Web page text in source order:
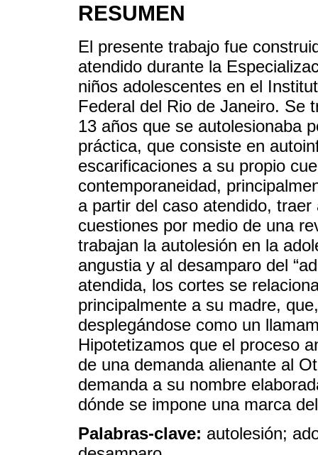
RESUMEN
El presente trabajo fue
atendido durante la
niños adolescentes en el
Federal del Rio de Janeiro. Se
13 años que se autolesionaba
práctica, que consiste en
escarificaciones a su propio
contemporaneidad,
a partir del caso atendido,
cuestiones por medio de una
trabajan la autolesión en la
angustia y al desamparo del
atendida, los cortes se
principalmente a su madre,
desplegándose como un
Hipotetizamos que el proceso
de una demanda alienante al
demanda a su nombre
dónde se impone una marca
Palabras-clave: autolesión;